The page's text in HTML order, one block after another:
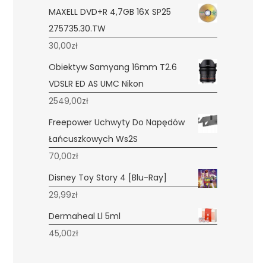
MAXELL DVD+R 4,7GB 16X SP25
275735.30.TW
30,00zł
Obiektyw Samyang 16mm T2.6
VDSLR ED AS UMC Nikon
2549,00zł
Freepower Uchwyty Do Napędów
Łańcuszkowych Ws2S
70,00zł
Disney Toy Story 4 [Blu-Ray]
29,99zł
Dermaheal Ll 5ml
45,00zł